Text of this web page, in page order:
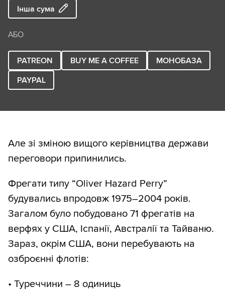
Інша сума
АБО
PATREON BUY ME A COFFEE
МОНОБАЗА
PAYPAL
Але зі зміною вищого керівництва держави
переговори припинились.
Фрегати типу “Oliver Hazard Perry”
будувались впродовж 1975–2004 років.
Загалом було побудовано 71 фрегатів на
верфях у США, Іспанії, Австралії та Тайваню.
Зараз, окрім США, вони перебувають на
озброєнні флотів:
• Туреччини – 8 одиниць